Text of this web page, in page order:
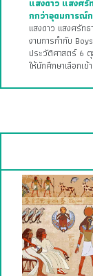
แสงดาว แสงศรั
กกว่าอุดมการณ์ก
แสงดาว แสงศรัท
งานการกำกับ
ประวัติศาสตร์ 6 ตุ
ให้นักศึกษาเลือกเข้